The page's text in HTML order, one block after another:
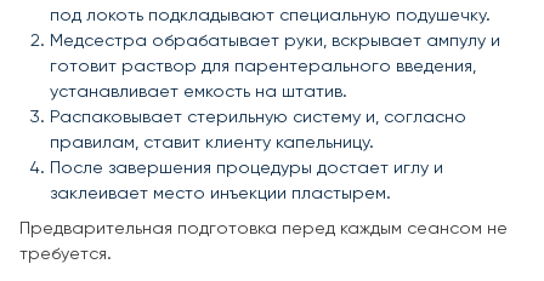
под локоть подкладывают специальную подушечку.
Медсестра обрабатывает руки, вскрывает ампулу и
готовит раствор для парентерального введения,
устанавливает емкость на штатив.
Распаковывает стерильную систему и, согласно
правилам, ставит клиенту капельницу.
После завершения процедуры достает иглу и
заклеивает место инъекции пластырем.
Предварительная подготовка перед каждым сеансом не
требуется.